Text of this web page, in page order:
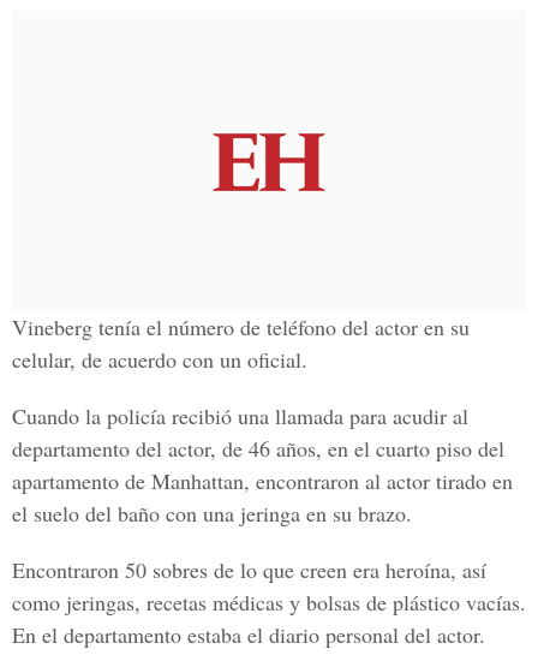
Vineberg tenía el número de teléfono del actor en su
celular, de acuerdo con un oficial.
Cuando la policía recibió una llamada para acudir al
departamento del actor, de 46 años, en el cuarto piso del
apartamento de Manhattan, encontraron al actor tirado en
el suelo del baño con una jeringa en su brazo.
Encontraron 50 sobres de lo que creen era heroína, así
como jeringas, recetas médicas y bolsas de plástico vacías.
En el departamento estaba el diario personal del actor.